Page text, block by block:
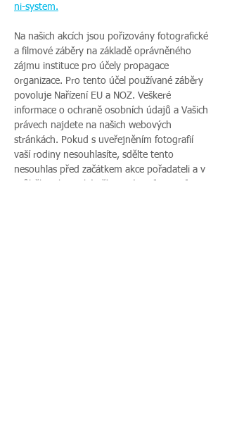
ni-system.
Na našich akcích jsou pořizovány fotografické
a filmové záběry na základě oprávněného
zájmu instituce pro účely propagace
organizace. Pro tento účel používané záběry
povoluje Nařízení EU a NOZ. Veškeré
informace o ochraně osobních údajů a Vašich
právech najdete na našich webových
stránkách. Pokud s uveřejněním fotografií
vaší rodiny nesouhlasíte, sdělte tento
nesouhlas před začátkem akce pořadateli a v